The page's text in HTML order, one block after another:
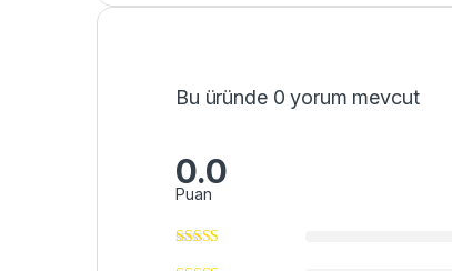
Bu üründe 0 yorum mevcut
0.0
Puan